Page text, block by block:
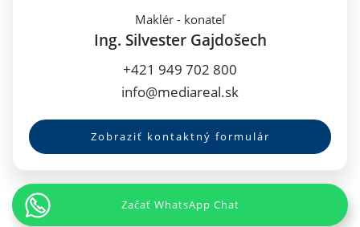
Maklér - konateľ
Ing. Silvester Gajdošech
+421 949 702 800
info@mediareal.sk
Zobraziť kontaktný formulár
Začať WhatsApp Chat